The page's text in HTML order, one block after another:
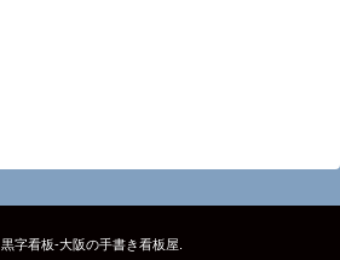
黒字看板‐大阪の手書き看板屋